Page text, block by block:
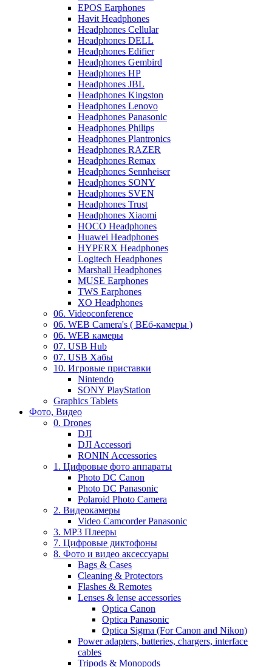
EPOS Earphones
Havit Headphones
Headphones Cellular
Headphones DELL
Headphones Edifier
Headphones Gembird
Headphones HP
Headphones JBL
Headphones Kingston
Headphones Lenovo
Headphones Panasonic
Headphones Philips
Headphones Plantronics
Headphones RAZER
Headphones Remax
Headphones Sennheiser
Headphones SONY
Headphones SVEN
Headphones Trust
Headphones Xiaomi
HOCO Headphones
Huawei Headphones
HYPERX Headphones
Logitech Headphones
Marshall Headphones
MUSE Earphones
TWS Earphones
XO Headphones
06. Videoconference
06. WEB Camera's ( ВЕб-камеры )
06. WEB камеры
07. USB Hub
07. USB Хабы
10. Игровые приставки
Nintendo
SONY PlayStation
Graphics Tablets
Фото, Видео
0. Drones
DJI
DJI Accessori
RONIN Accessories
1. Цифровые фото аппараты
Photo DC Canon
Photo DC Panasonic
Polaroid Photo Camera
2. Видеокамеры
Video Camcorder Panasonic
3. MP3 Плееры
7. Цифровые диктофоны
8. Фото и видео аксессуары
Bags & Cases
Cleaning & Protectors
Flashes & Remotes
Lenses & lense accessories
Optica Canon
Optica Panasonic
Optica Sigma (For Canon and Nikon)
Power adapters, batteries, chargers, interface
cables
Tripods & Monopods